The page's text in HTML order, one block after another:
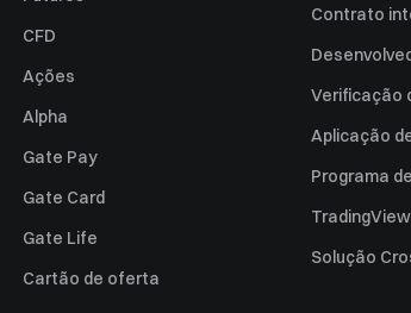
CFD
Ações
Alpha
Gate Pay
Gate Card
Gate Life
Cartão de oferta
Contrato
Verificação
Aplicação
Programa
TradingView
Solução